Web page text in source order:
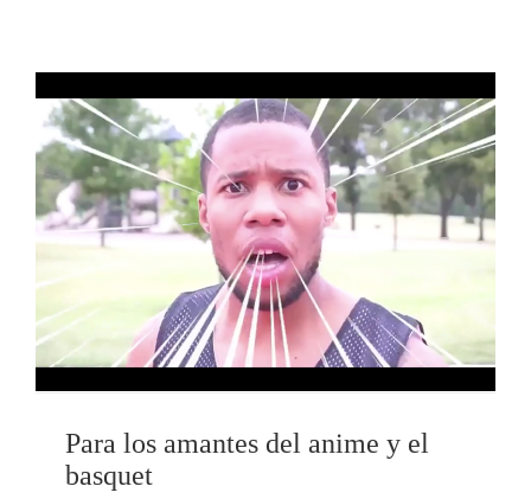
Para los amantes del anime y el
basquet